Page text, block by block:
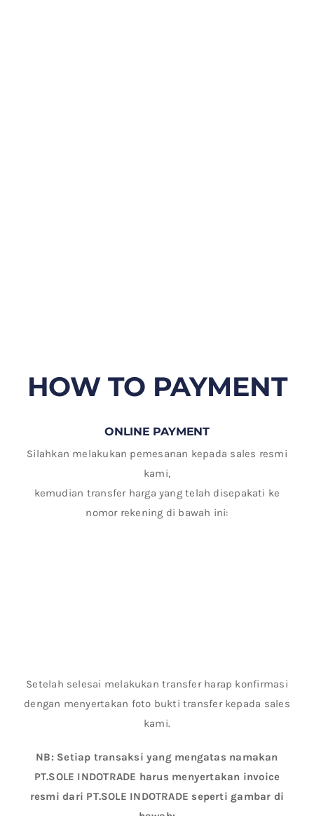
HOW TO PAYMENT
ONLINE PAYMENT
Silahkan melakukan pemesanan kepada sales resmi
kami,
kemudian transfer harga yang telah disepakati ke
nomor rekening di bawah ini:
Setelah selesai melakukan transfer harap konfirmasi
dengan menyertakan foto bukti transfer kepada sales
kami.
NB: Setiap transaksi yang mengatas namakan
PT.SOLE INDOTRADE harus menyertakan invoice
resmi dari PT.SOLE INDOTRADE seperti gambar di